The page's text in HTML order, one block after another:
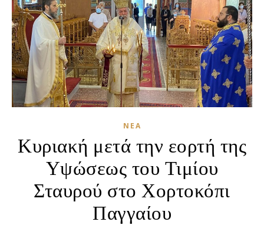
ΝΈΑ
Κυριακή μετά την εορτή της
Υψώσεως του Τιμίου
Σταυρού στο Χορτοκόπι
Παγγαίου